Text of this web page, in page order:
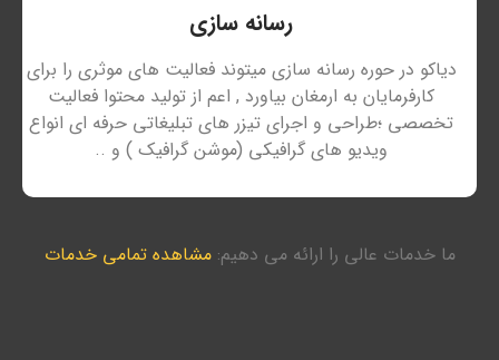
رسانه سازی
دیاکو در حوره رسانه سازی میتوند فعالیت های موثری را برای
کارفرمایان به ارمغان بیاورد , اعم از تولید محتوا فعالیت
تخصصی ؛طراحی و اجرای تیزر های تبلیغاتی حرفه ای انواع
ویدیو های گرافیکی (موشن گرافیک ) و ..
ما خدمات عالی را ارائه می دهیم:مشاهده تمامی خدمات